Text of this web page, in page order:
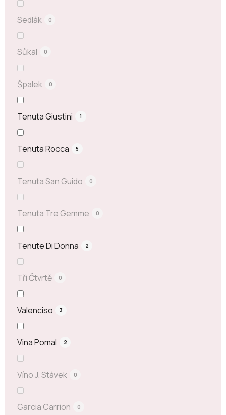
Sedlák 0
Sůkal 0
Špalek 0
Tenuta Giustini 1
Tenuta Rocca 5
Tenuta San Guido 0
Tenuta Tre Gemme 0
Tenute Di Donna 2
Tři Čtvrtě 0
Valenciso 3
Vina Pomal 2
Víno J. Stávek 0
Garcia Carrion 0